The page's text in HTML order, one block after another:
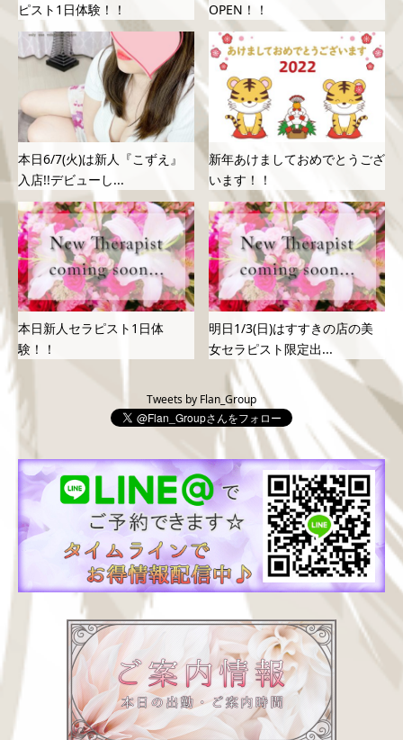
ピスト1日体験！！
OPEN！！
本日6/7(火)は新人『こずえ』
入店!!デビューし...
新年あけましておめでとうござ
います！！
本日新人セラピスト1日体
験！！
明日1/3(日)はすすきの店の美
女セラピスト限定出...
Tweets by Flan_Group